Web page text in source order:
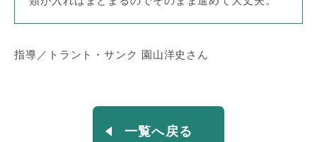
指導／トラント・サンク 園山洋史さん
一覧へ戻る